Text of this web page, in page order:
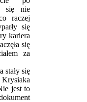
się nie
raczej
się
kariera
się
za
stały się
jest to